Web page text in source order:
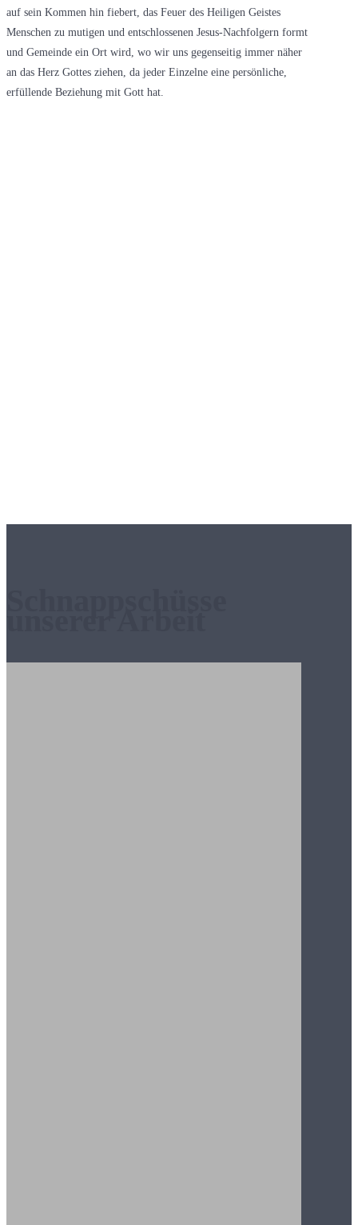
auf sein Kommen hin fiebert, das Feuer des Heiligen Geistes
Menschen zu mutigen und entschlossenen Jesus-Nachfolgern formt
und Gemeinde ein Ort wird, wo wir uns gegenseitig immer näher
an das Herz Gottes ziehen, da jeder Einzelne eine persönliche,
erfüllende Beziehung mit Gott hat.